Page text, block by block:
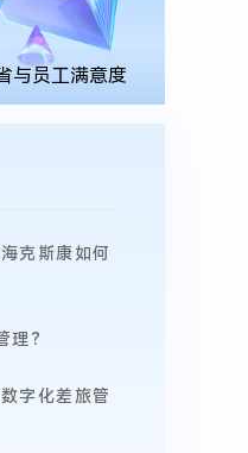
与员工满意度
克斯康如何
？
字化差旅管